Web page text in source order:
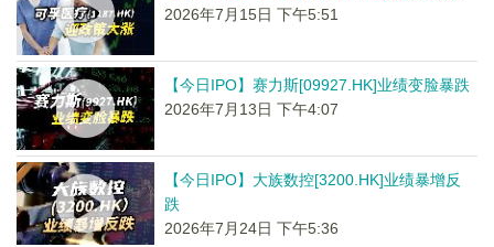
2026年7月15日 下午5:51
【今日IPO】赛力斯[09927.HK]业绩变脸暴跌
2026年7月13日 下午4:07
【今日IPO】大族数控[3200.HK]业绩暴增反
跌
2026年7月24日 下午5:36